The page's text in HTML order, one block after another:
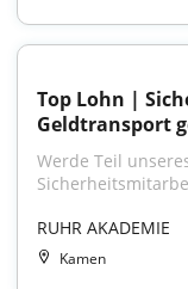
Top Lohn |
Geldtransport
Werde Teil
RUHR AKADEMIE
Kamen